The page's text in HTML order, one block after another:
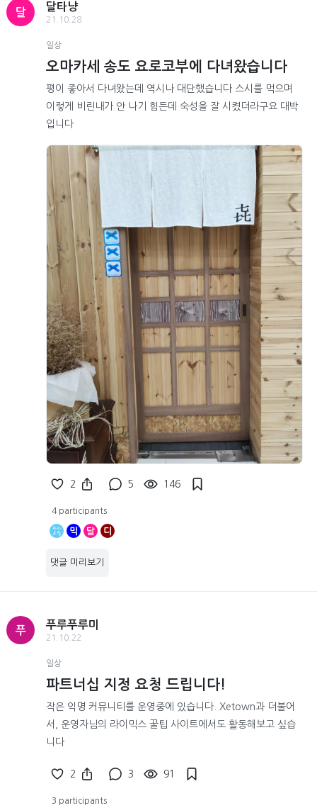
달
달타냥
21.10.28
일상
오마카세 송도 요로코부에 다녀왔습니다
평이 좋아서 다녀왔는데 역시나 대단했습니다 스시를 먹으며
이렇게 비린내가 안 나기 힘든데 숙성을 잘 시켰더라구요 대박
입니다
2 5 146
4 participants
믹 달 디
댓글 미리보기
푸
푸루푸루미
21.10.22
일상
파트너십 지정 요청 드립니다!
작은 익명 커뮤니티를 운영중에 있습니다. Xetown과 더불어
서, 운영자님의 라이믹스 꿀팁 사이트에서도 활동해보고 싶습
니다
2 3 91
3 participants